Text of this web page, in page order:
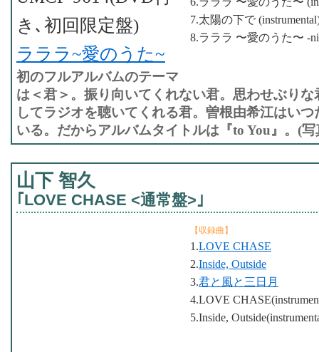
7.太陽の下で
8.ラララ 〜愛のうた〜 -
き､初回限定盤)
ラララ~愛のうた~
初のフルアルバムのテーマ
は＜君＞。振り向いてくれない君。思わせぶり
してラジオを聴いてくれる君。曽根由希江はい
いる。だからアルバムタイトルは『to You』。(
山下 智久
｢LOVE CHASE <通常盤>｣
【収録曲】
1.LOVE CHASE
2.Inside, Outside
3.君と風と三日月
4.LOVE
5.Inside,